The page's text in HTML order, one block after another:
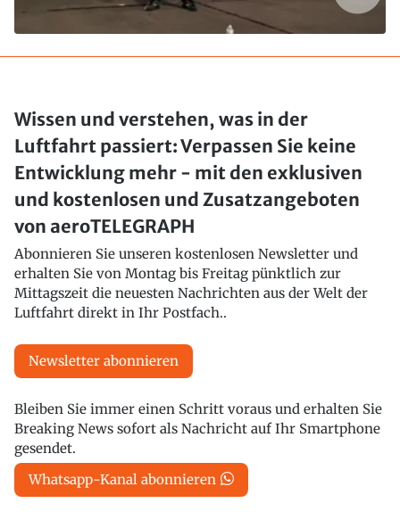
Wissen und verstehen, was in der
Luftfahrt passiert: Verpassen Sie keine
Entwicklung mehr - mit den exklusiven
und kostenlosen und Zusatzangeboten
von aeroTELEGRAPH
Abonnieren Sie unseren kostenlosen Newsletter und
erhalten Sie von Montag bis Freitag pünktlich zur
Mittagszeit die neuesten Nachrichten aus der Welt der
Luftfahrt direkt in Ihr Postfach..
Newsletter abonnieren
Bleiben Sie immer einen Schritt voraus und erhalten Sie
Breaking News sofort als Nachricht auf Ihr Smartphone
gesendet.
Whatsapp-Kanal abonnieren